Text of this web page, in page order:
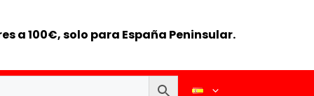
a 100€, solo para España Peninsular.